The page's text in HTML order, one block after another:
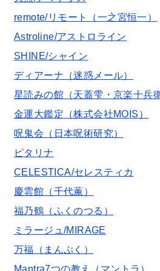
remote/リモート（一之宮恒一）
Astroline/アストロライン
SHINE/シャイン
ディアーナ（迷惑メール）
星読みの館（天蓋雫・京楽十兵
金運大鑑定（株式会社MOIS）
呪鬼会（日本呪術研究）
ピタリナ
CELESTICA/セレスティカ
慶雲館（千代薫）
福乃鶴（ふくのつる）
ミラージュ/MIRAGE
万福（まんぷく）
Mantra7つの教え（マントラ）